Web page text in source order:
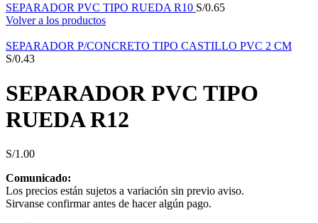
SEPARADOR PVC TIPO RUEDA R10 S/0.65
Volver a los productos
SEPARADOR P/CONCRETO TIPO CASTILLO PVC 2 CM
S/0.43
SEPARADOR PVC TIPO
RUEDA R12
S/1.00
Comunicado:
Los precios están sujetos a variación sin previo aviso.
Sirvanse confirmar antes de hacer algún pago.